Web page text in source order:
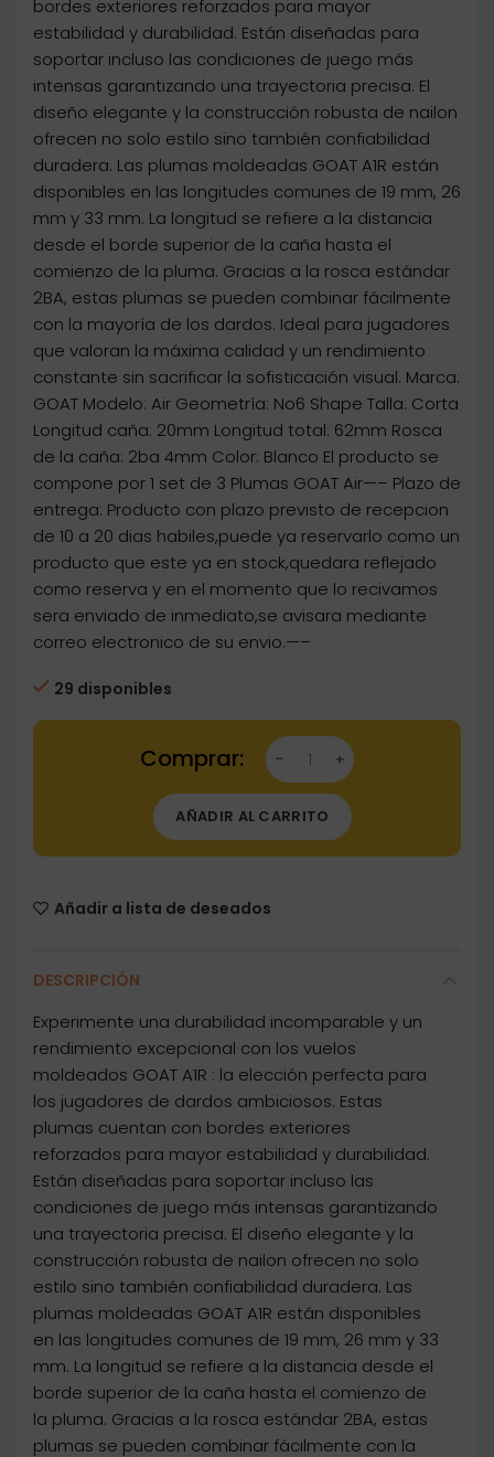
bordes exteriores reforzados para mayor
estabilidad y durabilidad. Están diseñadas para
soportar incluso las condiciones de juego más
intensas garantizando una trayectoria precisa. El
diseño elegante y la construcción robusta de nailon
ofrecen no solo estilo sino también confiabilidad
duradera. Las plumas moldeadas GOAT A1R están
disponibles en las longitudes comunes de 19 mm, 26
mm y 33 mm. La longitud se refiere a la distancia
desde el borde superior de la caña hasta el
comienzo de la pluma. Gracias a la rosca estándar
2BA, estas plumas se pueden combinar fácilmente
con la mayoría de los dardos. Ideal para jugadores
que valoran la máxima calidad y un rendimiento
constante sin sacrificar la sofisticación visual. Marca:
GOAT Modelo: Air Geometría: No6 Shape Talla: Corta
Longitud caña: 20mm Longitud total: 62mm Rosca
de la caña: 2ba 4mm Color: Blanco El producto se
compone por 1 set de 3 Plumas GOAT Air—– Plazo de
entrega: Producto con plazo previsto de recepcion
de 10 a 20 dias habiles,puede ya reservarlo como un
producto que este ya en stock,quedara reflejado
como reserva y en el momento que lo recivamos
sera enviado de inmediato,se avisara mediante
correo electronico de su envio.—–
29 disponibles
Dartstore Plumas GOAT Air No6 Shape
AÑADIR AL CARRITO
Añadir a lista de deseados
DESCRIPCIÓN
Experimente una durabilidad incomparable y un
rendimiento excepcional con los vuelos
moldeados GOAT A1R : la elección perfecta para
los jugadores de dardos ambiciosos. Estas
plumas cuentan con bordes exteriores
reforzados para mayor estabilidad y durabilidad.
Están diseñadas para soportar incluso las
condiciones de juego más intensas garantizando
una trayectoria precisa. El diseño elegante y la
construcción robusta de nailon ofrecen no solo
estilo sino también confiabilidad duradera. Las
plumas moldeadas GOAT A1R están disponibles
en las longitudes comunes de 19 mm, 26 mm y 33
mm. La longitud se refiere a la distancia desde el
borde superior de la caña hasta el comienzo de
la pluma. Gracias a la rosca estándar 2BA, estas
plumas se pueden combinar fácilmente con la